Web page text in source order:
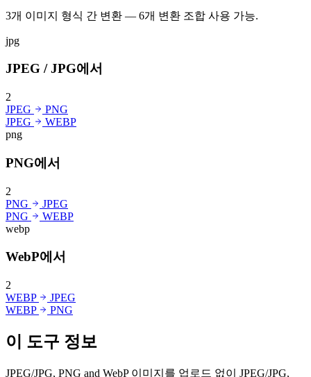
3개 이미지 형식 간 변환 — 6개 변환 조합 사용 가능.
jpg
JPEG / JPG에서
2
JPEG
PNG
JPEG
WEBP
png
PNG에서
2
PNG
JPEG
PNG
WEBP
webp
WebP에서
2
WEBP
JPEG
WEBP
PNG
이 도구 정보
JPEG/JPG, PNG and WebP 이미지를 업로드 없이 JPEG/JPG,